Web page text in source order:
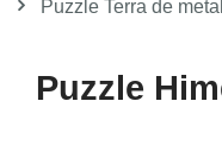
Puzzle Terra de
Puzzle